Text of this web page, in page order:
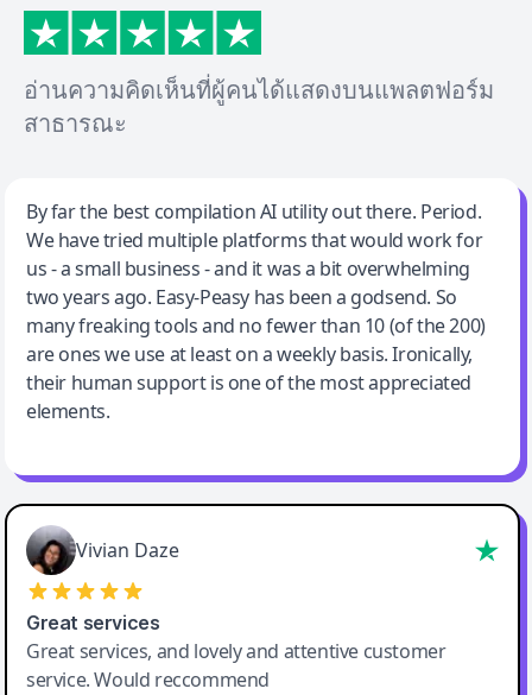
อ่านความคิดเห็นที่ผู้คนได้แสดงบนแพลตฟอร์ม
สาธารณะ
Jeff Wilson
By far the best compilation AI utility
By far the best compilation AI utility out there. Period.
We have tried multiple platforms that would work for
us - a small business - and it was a bit overwhelming
two years ago. Easy-Peasy has been a godsend. So
many freaking tools and no fewer than 10 (of the 200)
are ones we use at least on a weekly basis. Ironically,
their human support is one of the most appreciated
elements.
Vivian Daze
Great services
Great services, and lovely and attentive customer
service. Would reccommend